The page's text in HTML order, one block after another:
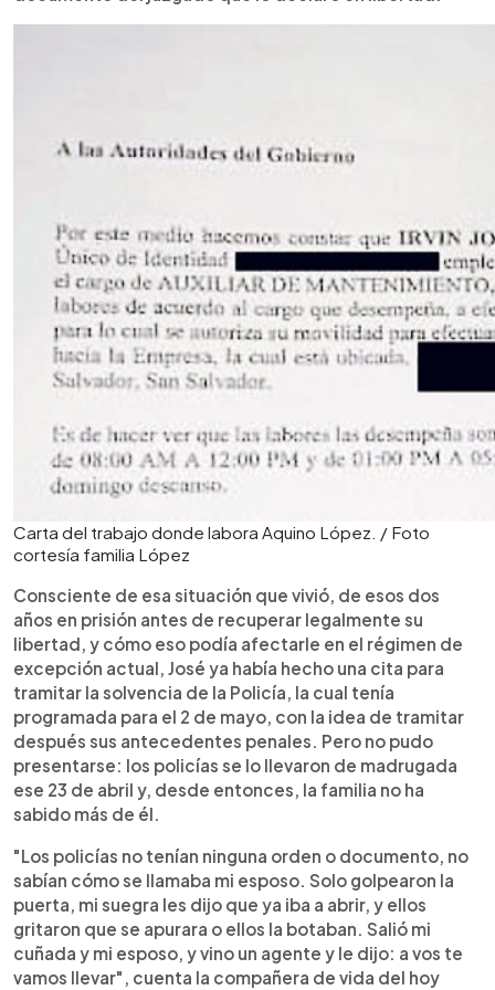
Carta del trabajo donde labora Aquino López. / Foto
cortesía familia López
Consciente de esa situación que vivió, de esos dos
años en prisión antes de recuperar legalmente su
libertad, y cómo eso podía afectarle en el régimen de
excepción actual, José ya había hecho una cita para
tramitar la solvencia de la Policía, la cual tenía
programada para el 2 de mayo, con la idea de tramitar
después sus antecedentes penales. Pero no pudo
presentarse: los policías se lo llevaron de madrugada
ese 23 de abril y, desde entonces, la familia no ha
sabido más de él.
"Los policías no tenían ninguna orden o documento, no
sabían cómo se llamaba mi esposo. Solo golpearon la
puerta, mi suegra les dijo que ya iba a abrir, y ellos
gritaron que se apurara o ellos la botaban. Salió mi
cuñada y mi esposo, y vino un agente y le dijo: a vos te
vamos llevar", cuenta la compañera de vida del hoy